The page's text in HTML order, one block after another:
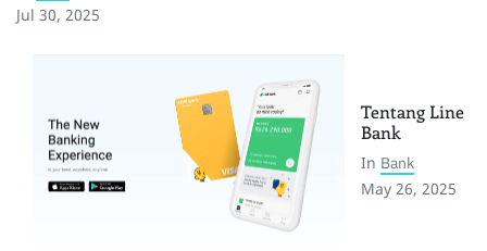
Jul 30, 2025
Tentang Line
Bank
In Bank
May 26, 2025